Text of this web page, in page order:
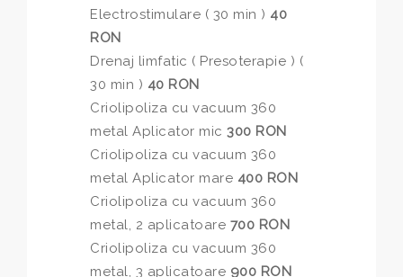
Electrostimulare ( 30 min ) 40
RON
Drenaj limfatic ( Presoterapie ) (
30 min ) 40 RON
Criolipoliza cu vacuum 360
metal Aplicator mic 300 RON
Criolipoliza cu vacuum 360
metal Aplicator mare 400 RON
Criolipoliza cu vacuum 360
metal, 2 aplicatoare 700 RON
Criolipoliza cu vacuum 360
metal, 3 aplicatoare 900 RON